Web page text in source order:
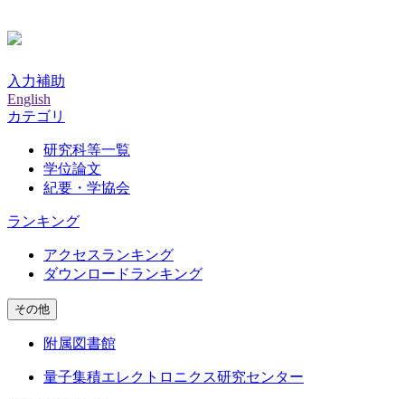
入力補助
English
カテゴリ
研究科等一覧
学位論文
紀要・学協会
ランキング
アクセスランキング
ダウンロードランキング
その他
附属図書館
量子集積エレクトロニクス研究センター